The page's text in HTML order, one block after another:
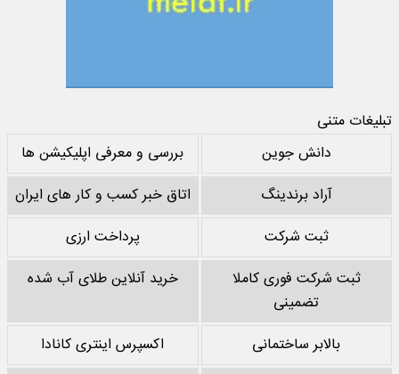
تبلیغات متنی
دانش جوین
بررسی و معرفی اپلیکیشن ها
آراد برندینگ
اتاق خبر کسب و کار های ایران
ثبت شرکت
پرداخت ارزی
ثبت شرکت فوری کاملا
تضمینی
خرید آنلاین طلای آب شده
بالابر ساختمانی
اکسپرس اینتری کانادا